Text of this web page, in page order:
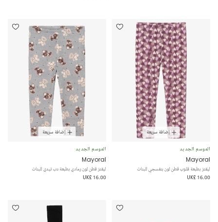
إضافة سريعة
الموسم الجديد
Mayoral
ليقنز بطبعة قلوب قطن لون بنفسجي للبنات
UK£ 16.00
إضافة سريعة
الموسم الجديد
Mayoral
ليقنز قطن لون رمادي بطبعة دب تيدي للبنات
UK£ 16.00